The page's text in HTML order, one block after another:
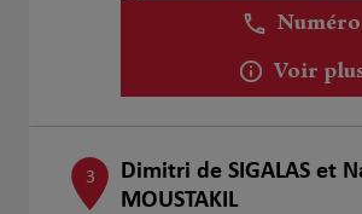
Numéro
Voir
3
Dimitri de SIGALAS et
MOUSTAKIL